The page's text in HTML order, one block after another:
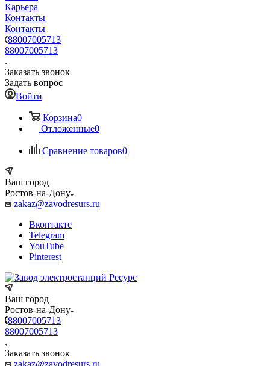
Карьера
Контакты
Контакты
88007005713
88007005713
Заказать звонок
Задать вопрос
Войти
Корзина0
Отложенные0
Сравнение товаров0
Ваш город
Ростов-на-Дону
zakaz@zavodresurs.ru
Вконтакте
Telegram
YouTube
Pinterest
Ваш город
Ростов-на-Дону
88007005713
88007005713
Заказать звонок
zakaz@zavodresurs.ru